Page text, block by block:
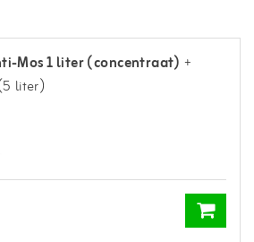
Mos 1 liter (concentraat) +
liter)